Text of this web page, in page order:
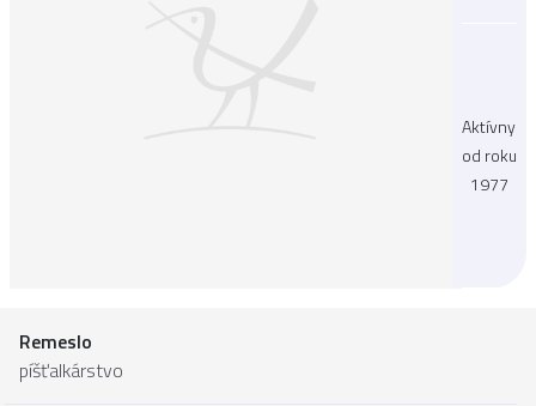
Aktívny
od roku
1977
Remeslo
píšťalkárstvo